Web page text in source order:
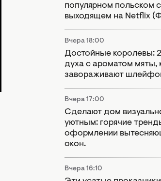
популярном польском
выходящем на Netflix
Вчера 18:00
Достойные королевы:
духа с ароматом мяты,
завораживают
Вчера 17:00
Сделают дом
уютным: горячие
оформлении
окон.
Вчера 16:10